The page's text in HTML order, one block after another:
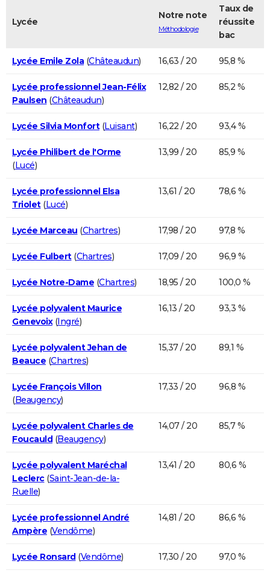
Lycée
Notre note
Méthodologie
Taux de
réussite
bac
Lycée Emile Zola(Châteaudun) 16,63 / 20 95,8 %
Lycée professionnel Jean-Félix
Paulsen (Châteaudun)
12,82 / 20 85,2 %
Lycée Silvia Monfort(Luisant) 16,22 / 20 93,4 %
Lycée Philibert de l'Orme
(Lucé)
13,99 / 20 85,9 %
Lycée professionnel Elsa
Triolet(Lucé)
13,61 / 20 78,6 %
Lycée Marceau (Chartres) 17,98 / 20 97,8 %
Lycée Fulbert(Chartres) 17,09 / 20 96,9 %
Lycée Notre-Dame (Chartres) 18,95 / 20 100,0 %
Lycée polyvalent Maurice
Genevoix(Ingré)
16,13 / 20 93,3 %
Lycée polyvalent Jehan de
Beauce (Chartres)
15,37 / 20 89,1 %
Lycée François Villon
(Beaugency)
17,33 / 20 96,8 %
Lycée polyvalent Charles de
Foucauld(Beaugency)
14,07 / 20 85,7 %
Lycée polyvalent Maréchal
Leclerc(Saint-Jean-de-la-
Ruelle)
13,41 / 20 80,6 %
Lycée professionnel André
Ampère (Vendôme)
14,81 / 20 86,6 %
Lycée Ronsard(Vendôme) 17,30 / 20 97,0 %